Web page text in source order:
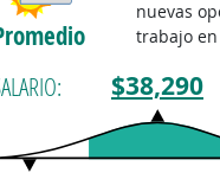
nuevas
trabajo
$38,290